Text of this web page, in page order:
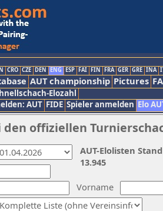
CRO CZE DEN ENG ESP FAI FIN FRA GER GRE INA
AUT championship Pictures
Elozahl
AUT FIDE Spieler anmelden Elo
offiziellen
Vorname
AUT-Elolisten
13.945